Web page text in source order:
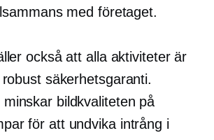
med företaget.
också att alla aktiviteter är
säkerhetsgaranti.
bildkvaliteten på
för att undvika intrång i